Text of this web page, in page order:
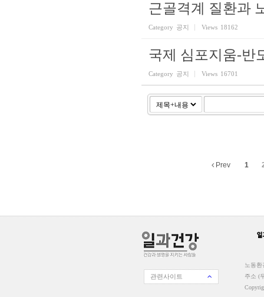
근골격계 질환과
Category 공지 Views 18162
국제 심포지움-반
Category 공지 Views 16701
Prev 1
관련사이트
노동환
주소 (